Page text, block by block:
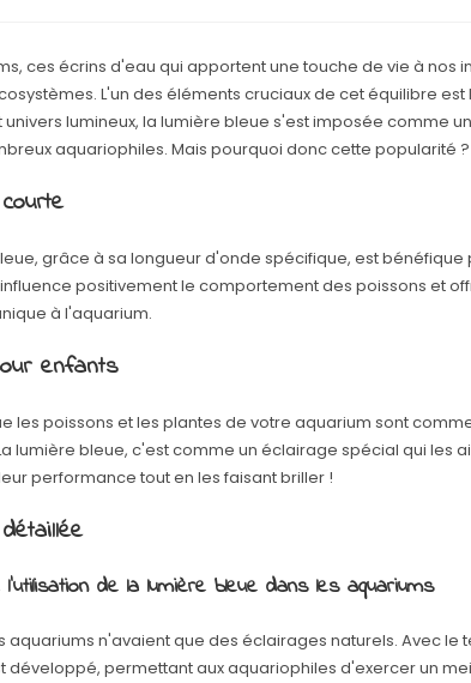
ces écrins d'eau qui apportent une touche de vie à nos
L'un des éléments cruciaux de cet équilibre est
lumineux, la lumière bleue s'est imposée comme
aquariophiles. Mais pourquoi donc cette popularité ?
grâce à sa longueur d'onde spécifique, est bénéfique
positivement le comportement des poissons et
à l'aquarium.
enfants
les poissons et les plantes de votre aquarium sont
lumière bleue, c'est comme un éclairage spécial qui les
performance tout en les faisant briller !
l'utilisation de la lumière bleue dans les aquariums
aquariums n'avaient que des éclairages naturels. Avec le
développé, permettant aux aquariophiles d'exercer un